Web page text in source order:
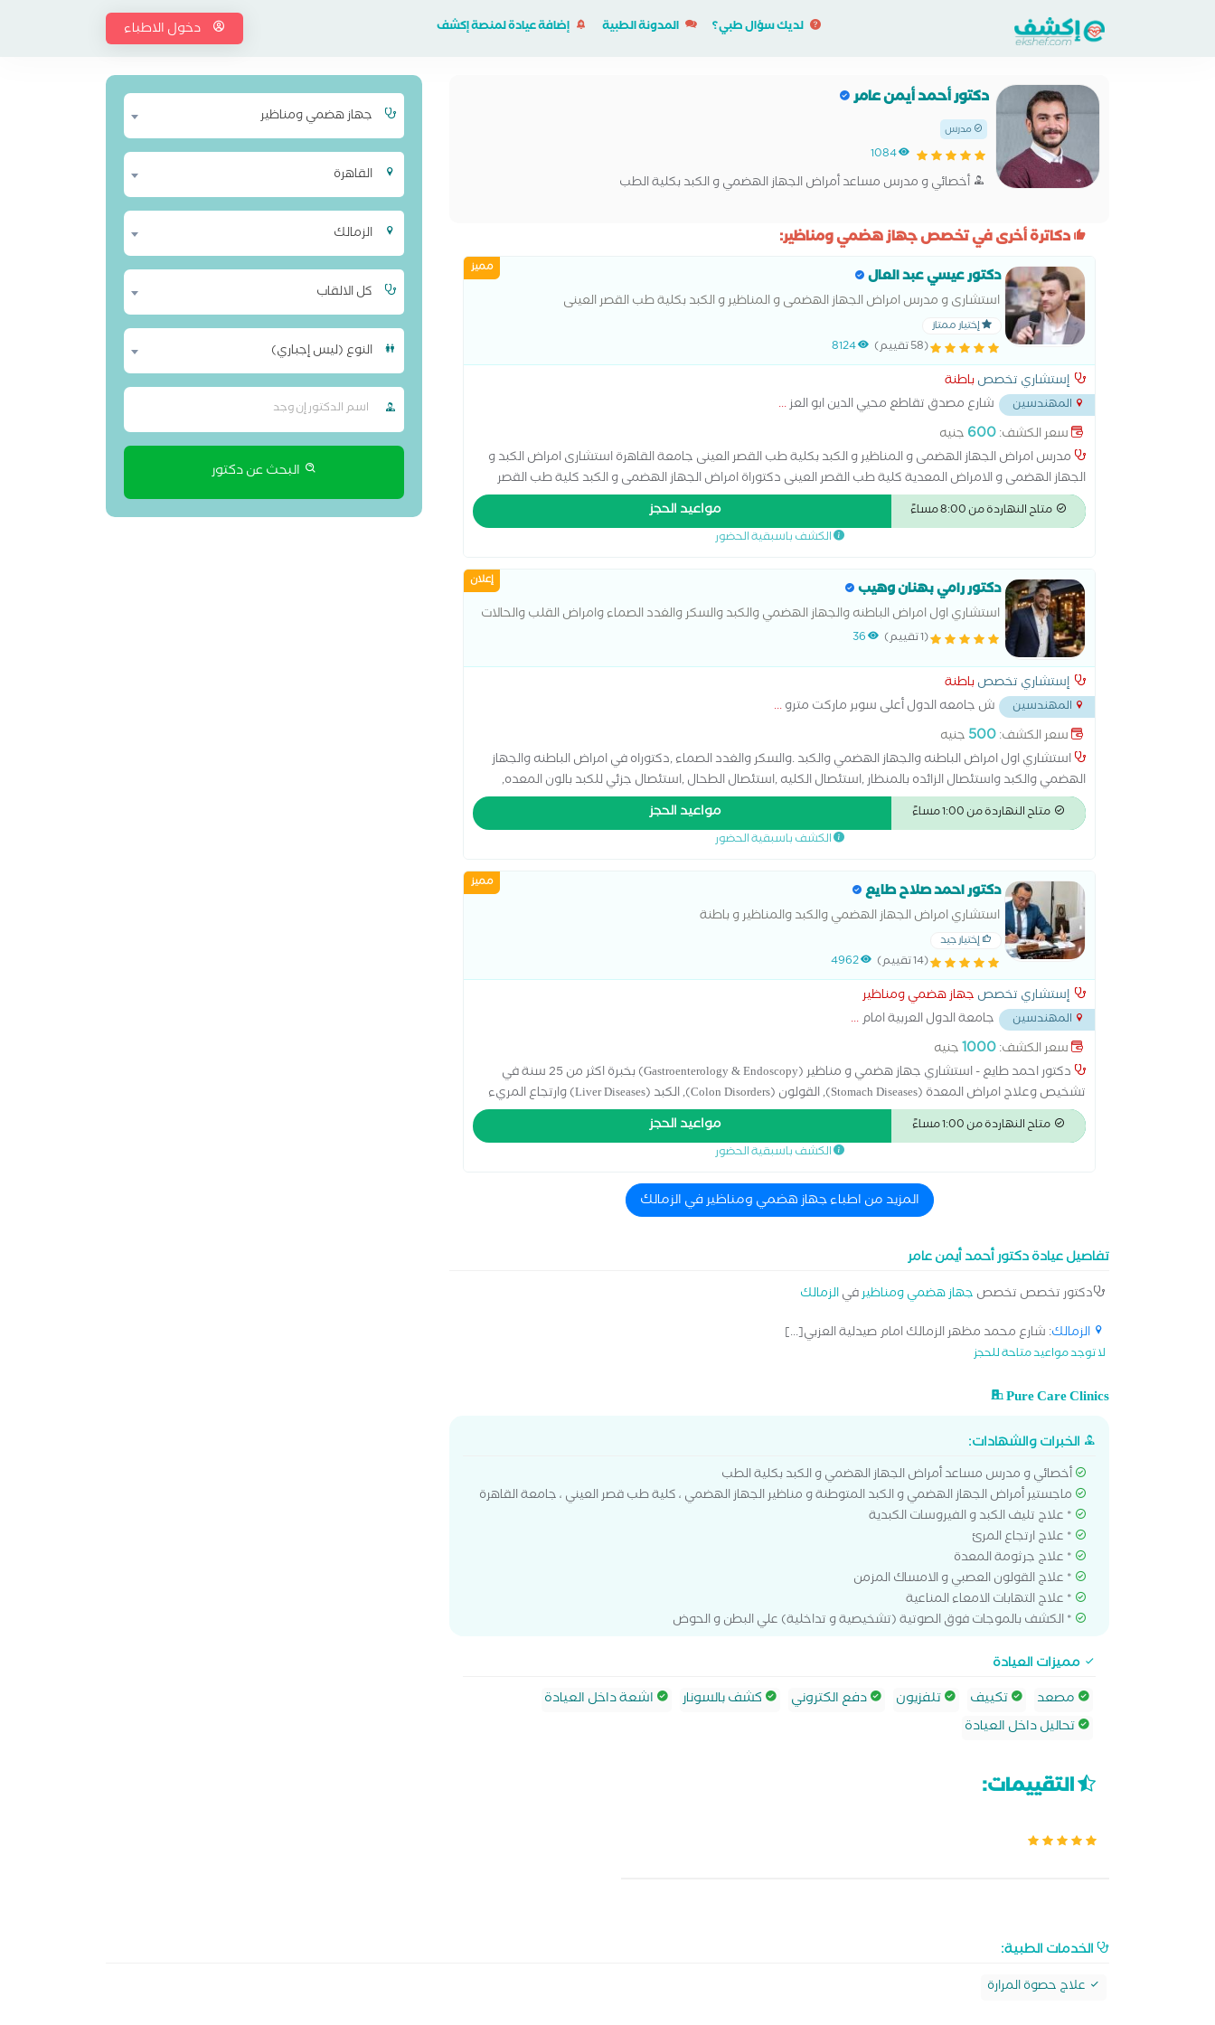
لديك سؤال طبي؟ المدونة الطبية إضافة عيادة لمنصة إكشف دخول الاطباء
دكتور أحمد أيمن عامر
مدرس
1084
أخصائي و مدرس مساعد أمراض الجهاز الهضمي و الكبد بكلية الطب
دكاترة أخرى في تخصص جهاز هضمي ومناظير:
مميز دكتور عيسي عبد العال
استشارى و مدرس امراض الجهاز الهضمى و المناظير و الكبد بكلية طب القصر العينى
إختيار ممتاز
(58 تقييم) 8124
إستشاري تخصصباطنة
المهندسين شارع مصدق تقاطع محيي الدين ابو العز...
سعر الكشف:600 جنيه
مدرس امراض الجهاز الهضمى و المناظير و الكبد بكلية طب القصر العينى جامعة القاهرة استشارى امراض الكبد و
الجهاز الهضمى و الامراض المعدية كلية طب القصر العينى دكتوراة امراض الجهاز الهضمى و الكبد كلية طب القصر
العينى
متاح النهاردة من 8:00 مساءً مواعيد الحجز
الكشف باسبقية الحضور
إعلان دكتور رامي بهنان وهيب
استشاري اول امراض الباطنه والجهاز الهضمي والكبد والسكر والغدد الصماء وامراض القلب والحالات
الحرجه
(1 تقييم) 36
إستشاري تخصصباطنة
المهندسين ش جامعه الدول أعلى سوبر ماركت مترو...
سعر الكشف:500 جنيه
استشاري اول امراض الباطنه والجهاز الهضمي والكبد .والسكر والغدد الصماء ,دكتوراه في امراض الباطنه والجهاز
الهضمي والكبد واستئصال الزائده بالمنظار ,استئصال الكليه ,استئصال الطحال ,استئصال جزئي للكبد بالون المعده,
تدبيس المعده ,تكميم المعده ,علاج البواسير بدون جراحه ,علاج الفتق بدون جراحه ,علاج حصوة المراره ,عملية
استئصال الرحم بالمنظار ,عملية الفتاق ,عملية المراره.
متاح النهاردة من 1:00 مساءً مواعيد الحجز
الكشف باسبقية الحضور
مميز دكتور احمد صلاح طايع
استشاري امراض الجهاز الهضمي والكبد والمناظير و باطنة
إختيار جيد
(14 تقييم) 4962
إستشاري تخصص جهاز هضمي ومناظير
المهندسين جامعة الدول العربية امام...
سعر الكشف:1000جنيه
دكتور احمد طايع - استشاري جهاز هضمي و مناظير (Gastroenterology & Endoscopy) بخبرة اكثر من 25 سنة في
تشخيص وعلاج امراض المعدة (Stomach Diseases), القولون (Colon Disorders), الكبد (Liver Diseases) وارتجاع المريء
(GERD). متخصص في علاج القولون العصبي (IBS), التهاب المعدة (Gastritis), القرحة (Ulcers), عسر الهضم
(Indigestion) وحصوات المرارة (Gallstones) باستخدام احدث مناظير الجهاز الهضمي (Endoscopic Procedures). كما نقدم
متاح النهاردة من 1:00 مساءً مواعيد الحجز
الكشف باسبقية الحضور
المزيد من اطباء جهاز هضمي ومناظير في الزمالك
تفاصيل عيادة دكتور أحمد أيمن عامر
دكتور تخصص تخصص جهاز هضمي ومناظيرفيالزمالك
الزمالك: شارع محمد مظهر الزمالك امام صيدلية العزبي[...]
لا توجد مواعيد متاحة للحجز
Pure Care Clinics
الخبرات والشهادات:
أخصائي و مدرس مساعد أمراض الجهاز الهضمي و الكبد بكلية الطب
ماجستير أمراض الجهاز الهضمي و الكبد المتوطنة و مناظير الجهاز الهضمي ، كلية طب قصر العيني ، جامعة القاهرة
* علاج تليف الكبد و الفيروسات الكبدية
* ⁠علاج ارتجاع المرئ
* ⁠علاج جرثومة المعدة
* ⁠علاج القولون العصبي و الامساك المزمن
* ⁠علاج التهابات الامعاء المناعية
* الكشف بالموجات فوق الصوتية (تشخيصية و تداخلية) علي البطن و الحوض
مميزات العيادة
مصعد
تكييف تلفزيون دفع الكتروني كشف بالسونار
اشعة داخل العيادة
تحاليل داخل العيادة
جهاز هضمي ومناظير
القاهرة
الزمالك
كل الالقاب
النوع (ليس إجباري)
البحث عن دكتور
التقييمات:
الخدمات الطبية:
علاج حصوة المرارة